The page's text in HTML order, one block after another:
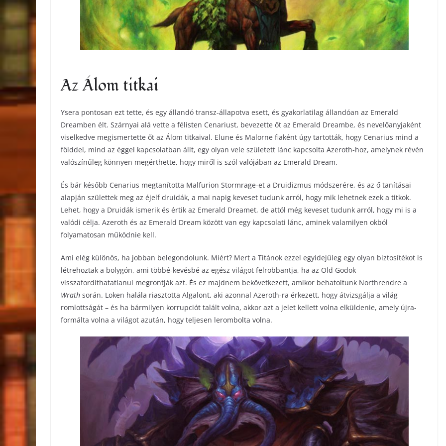
Az Álom titkai
Ysera pontosan ezt tette, és egy állandó transz-állapotva esett, és gyakorlatilag állandóan az Emerald
Dreamben élt. Szárnyai alá vette a félisten Cenariust, bevezette őt az Emerald Dreambe, és nevelőanyjaként
viselkedve megismertette őt az Álom titkaival. Elune és Malorne fiaként úgy tartották, hogy Cenarius mind a
földdel, mind az éggel kapcsolatban állt, egy olyan vele született lánc kapcsolta Azeroth-hoz, amelynek révén
valószínűleg könnyen megérthette, hogy miről is szól valójában az Emerald Dream.
És bár később Cenarius megtanította Malfurion Stormrage-et a Druidizmus módszerére, és az ő tanításai
alapján születtek meg az éjelf druidák, a mai napig keveset tudunk arról, hogy mik lehetnek ezek a titkok.
Lehet, hogy a Druidák ismerik és értik az Emerald Dreamet, de attól még keveset tudunk arról, hogy mi is a
valódi célja. Azeroth és az Emerald Dream között van egy kapcsolati lánc, aminek valamilyen okból
folyamatosan működnie kell.
Ami elég különös, ha jobban belegondolunk. Miért? Mert a Titánok ezzel egyidejűleg egy olyan biztosítékot is
létrehoztak a bolygón, ami többé-kevésbé az egész világot felrobbantja, ha az Old Godok
visszafordíthatatlanul megrontják azt. És ez majdnem bekövetkezett, amikor behatoltunk Northrendre a
Wrath során. Loken halála riasztotta Algalont, aki azonnal Azeroth-ra érkezett, hogy átvizsgálja a világ
romlottságát – és ha bármilyen korrupciót talált volna, akkor azt a jelet kellett volna elküldenie, amely újra-
formálta volna a világot azután, hogy teljesen lerombolta volna.